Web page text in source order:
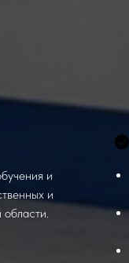
и
и